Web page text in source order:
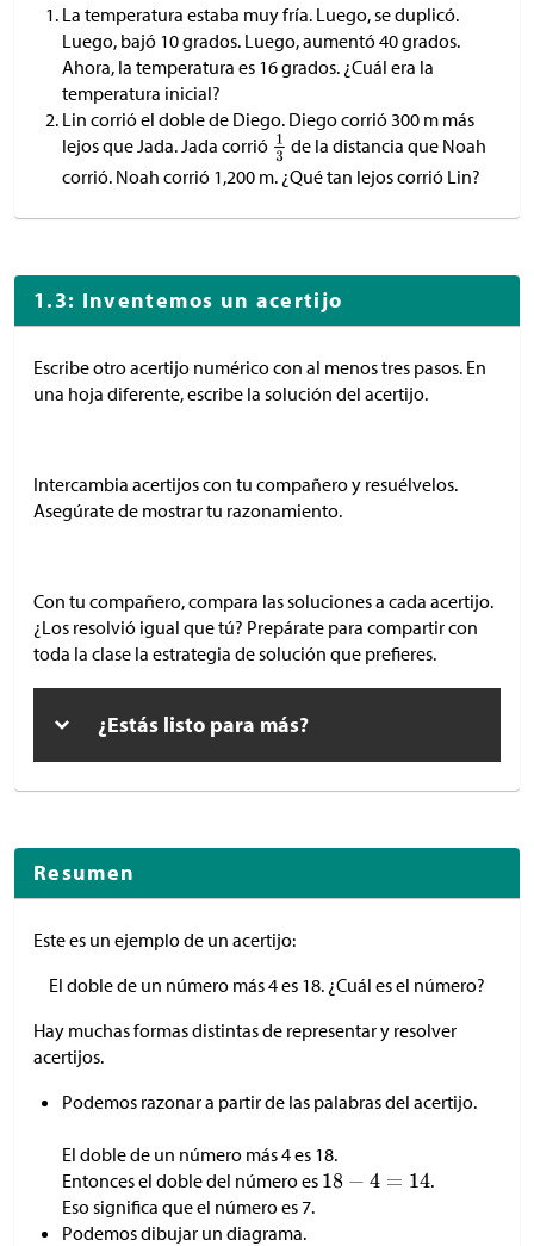
La temperatura estaba muy fría. Luego, se duplicó.
Luego, bajó 10 grados. Luego, aumentó 40 grados.
Ahora, la temperatura es 16 grados. ¿Cuál era la
temperatura inicial?
Lin corrió el doble de Diego. Diego corrió 300 m más
lejos que Jada. Jada corrió
de la distancia que Noah
corrió. Noah corrió 1,200 m. ¿Qué tan lejos corrió Lin?
1.3: Inventemos un acertijo
Escribe otro acertijo numérico con al menos tres pasos. En
una hoja diferente, escribe la solución del acertijo.
Intercambia acertijos con tu compañero y resuélvelos.
Asegúrate de mostrar tu razonamiento.
Con tu compañero, compara las soluciones a cada acertijo.
¿Los resolvió igual que tú? Prepárate para compartir con
toda la clase la estrategia de solución que prefieres.
¿Estás listo para más?
Resumen
Este es un ejemplo de un acertijo:
El doble de un número más 4 es 18. ¿Cuál es el número?
Hay muchas formas distintas de representar y resolver
acertijos.
Podemos razonar a partir de las palabras del acertijo.
El doble de un número más 4 es 18.
Entonces el doble del número es
.
Eso significa que el número es 7.
Podemos dibujar un diagrama.